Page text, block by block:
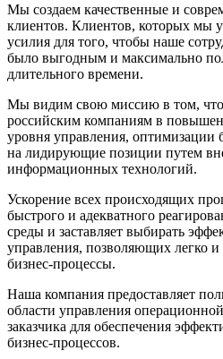
Мы создаем качественные и
клиентов. Клиентов, которых мы
усилия для того, чтобы наше
было выгодным и максимально
длительного времени.
Мы видим свою миссию в том,
российским компаниям в
уровня управления, оптимизации
на лидирующие позиции путем
информационных технологий.
Ускорение всех происходящих
быстрого и адекватного
среды и заставляет выбирать
управления, позволяющих легко и
бизнес-процессы.
Наша компания предоставляет
области управления
заказчика для обеспечения
бизнес-процессов.